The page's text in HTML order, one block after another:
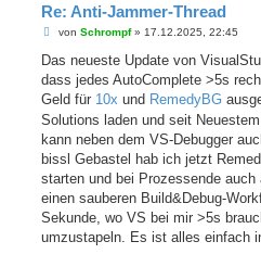
Re: Anti-Jammer-Thread
B
i
r
a
von Schrompf» 17.12.2025, 22:45
Das neueste Update von
dass jedes AutoComplete >5s
Geld für 10x und RemedyBG
Solutions laden und seit
kann neben dem VS-Debugger
bissl Gebastel hab ich jetzt
starten und bei Prozessende
einen sauberen Build&Debug-
Sekunde, wo VS bei mir >5s
umzustapeln. Es ist alles einfach